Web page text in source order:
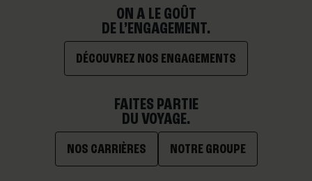
ON A LE GOÛT
DE L’ENGAGEMENT.
DÉCOUVREZ NOS ENGAGEMENTS
FAITES PARTIE
DU VOYAGE.
NOS CARRIÈRES NOTRE GROUPE